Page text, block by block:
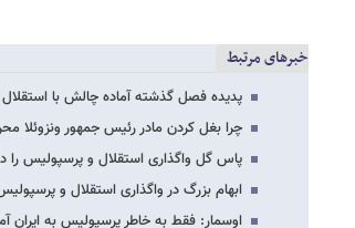
خبرهای مرتبط
پدیده فصل گذشته آماده چالش با استقلال
چرا بغل کردن مادر رئیس جمهور
پاس گل واگذاری استقلال و پرسپولیس را
ابهام بزرگ در واگذاری استقلال و
اوسمار: فقط به خاطر پرسپولیس به ایران